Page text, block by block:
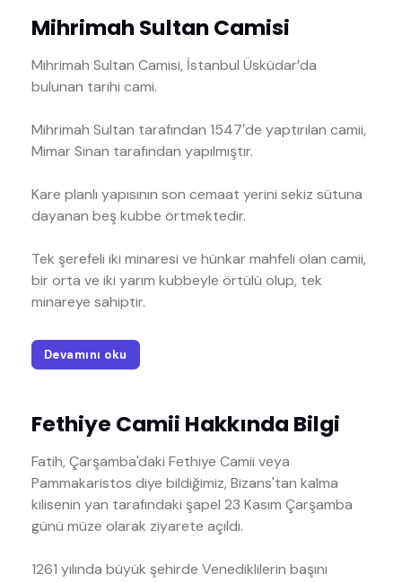
Mihrimah Sultan Camisi
Mihrimah Sultan Camisi, İstanbul Üsküdar’da
bulunan tarihi cami.
Mihrimah Sultan tarafından 1547′de yaptırılan camii,
Mimar Sinan tarafından yapılmıştır.
Kare planlı yapısının son cemaat yerini sekiz sütuna
dayanan beş kubbe örtmektedir.
Tek şerefeli iki minaresi ve hünkar mahfeli olan camii,
bir orta ve iki yarım kubbeyle örtülü olup, tek
minareye sahiptir.
Devamını oku
Fethiye Camii Hakkında Bilgi
Fatih, Çarşamba'daki Fethiye Camii veya
Pammakaristos diye bildiğimiz, Bizans'tan kalma
kilisenin yan tarafındaki şapel 23 Kasım Çarşamba
günü müze olarak ziyarete açıldı.
1261 yılında büyük şehirde Venediklilerin başını